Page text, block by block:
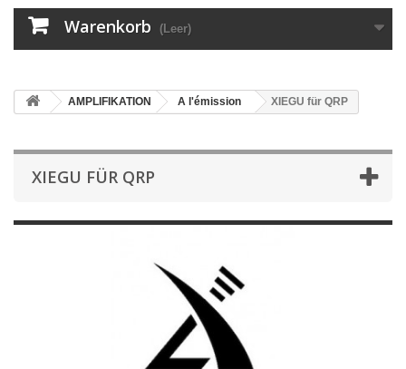
Warenkorb (Leer)
AMPLIFIKATION A l'émission XIEGU für QRP
XIEGU FÜR QRP